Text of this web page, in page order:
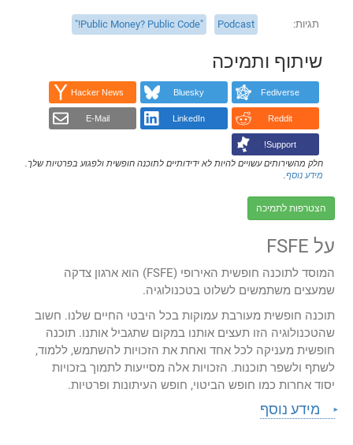
תגיות Podcast
"Public Money? Public Code!"
שיתוף ותמיכה
Fediverse
Bluesky
Hacker News
Reddit
LinkedIn
E-Mail
Support!
חלק מהשירותים עשויים להיות לא ידידותיים לתוכנה חופשית ולפגוע בפרטיות שלך.
מידע נוסף.
הצטרפות לתמיכה
על FSFE
המוסד לתוכנה חופשית האירופי (FSFE) הוא ארגון צדקה
שמעצים משתמשים לשלוט בטכנולוגיה.
תוכנה חופשית מעורבת עמוקות בכל היבטי החיים שלנו. חשוב
שהטכנולוגיה הזו תעצים אותנו במקום שתגביל אותנו. תוכנה
חופשית מעניקה לכל אחד ואחת את הזכויות להשתמש, ללמוד,
לשתף ולשפר תוכנות. הזכויות אלה מסייעות לתמוך בזכויות
יסוד אחרות כמו חופש הביטוי, חופש העיתונות ופרטיות.
מידע נוסף